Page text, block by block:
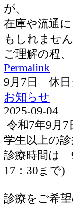
が、
在庫や流通
もしれません
ご理解の程
Permalink
9月7日 休日
お知らせ
2025-09-04
令和7年9月
学生以上の
診療時間は
17：30まで)
診療をご希